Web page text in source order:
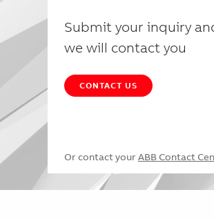
Submit your inquiry
we will contact you
CONTACT US
Or contact your ABB Contact